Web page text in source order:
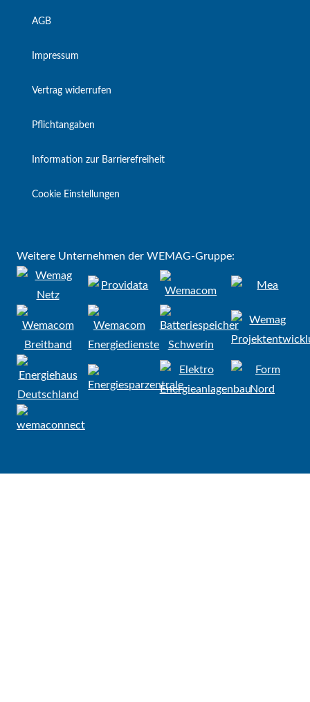
AGB
Impressum
Vertrag widerrufen
Pflichtangaben
Information zur Barrierefreiheit
Cookie Einstellungen
Weitere Unternehmen der WEMAG-Gruppe: